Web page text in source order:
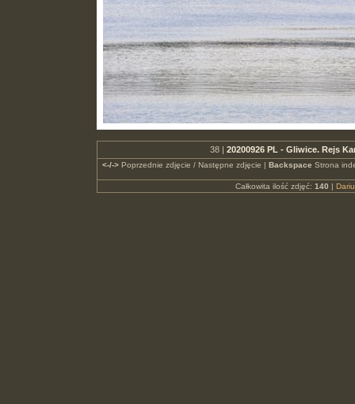
38 | 20200926 PL - Gliwice. Rejs
<-/->Poprzednie zdjęcie / Następne zdjęcie | Backspace Strona
Całkowita ilość zdjęć: 140 |